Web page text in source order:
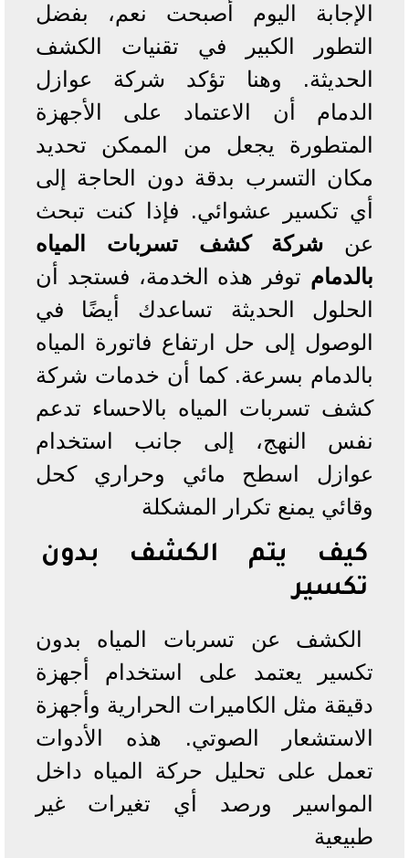
الإجابة اليوم أصبحت نعم، بفضل
التطور الكبير في تقنيات الكشف
الحديثة. وهنا تؤكد شركة عوازل
الدمام أن الاعتماد على الأجهزة
المتطورة يجعل من الممكن تحديد
مكان التسرب بدقة دون الحاجة إلى
أي تكسير عشوائي. فإذا كنت تبحث
عن شركة كشف تسربات المياه
بالدمام توفر هذه الخدمة، فستجد أن
الحلول الحديثة تساعدك أيضًا في
الوصول إلى حل ارتفاع فاتورة المياه
بالدمام بسرعة. كما أن خدمات شركة
كشف تسربات المياه بالاحساء تدعم
نفس النهج، إلى جانب استخدام
عوازل اسطح مائي وحراري كحل
وقائي يمنع تكرار المشكلة
كيف يتم الكشف بدون
تكسير
الكشف عن تسربات المياه بدون
تكسير يعتمد على استخدام أجهزة
دقيقة مثل الكاميرات الحرارية وأجهزة
الاستشعار الصوتي. هذه الأدوات
تعمل على تحليل حركة المياه داخل
المواسير ورصد أي تغيرات غير
طبيعية